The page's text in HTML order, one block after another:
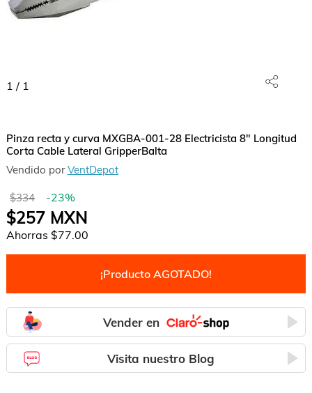
1 / 1
Pinza recta y curva MXGBA-001-28 Electricista 8" Longitud
Corta Cable Lateral GripperBalta
Vendido porVentDepot
$334 -23%
$257MXN
Ahorras $77.00
¡Producto AGOTADO!
Vender en
Visita nuestro Blog